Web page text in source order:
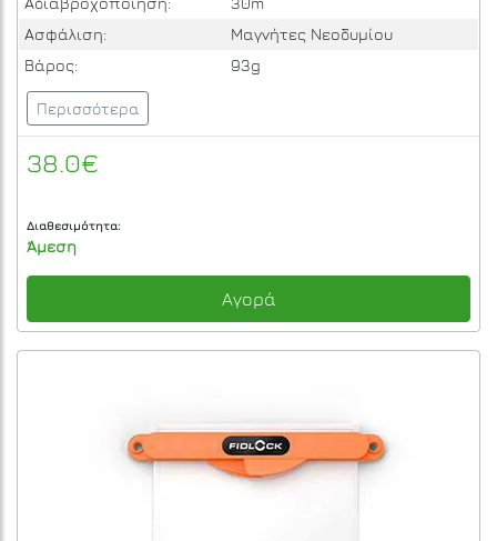
Ασφάλιση:
Μαγνήτες Νεοδυμίου
Βάρος:
93g
Περισσότερα
38.0€
Διαθεσιμότητα:
Άμεση
Αγορά